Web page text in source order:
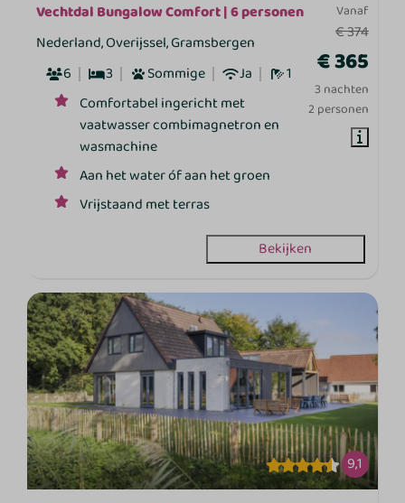
Vanaf
€ 374
€ 365
3 nachten
2 personen
Vechtdal Bungalow Comfort | 6 personen
Nederland, Overijssel, Gramsbergen
6
3 Sommige Ja
1
Comfortabel ingericht met
vaatwasser combimagnetron en
wasmachine
Aan het water óf aan het groen
Vrijstaand met terras
Bekijken
9,1